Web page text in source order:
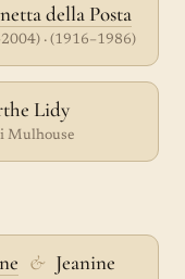
della Posta
· (1916–1986)
Lidy
Mulhouse
& Jeanine